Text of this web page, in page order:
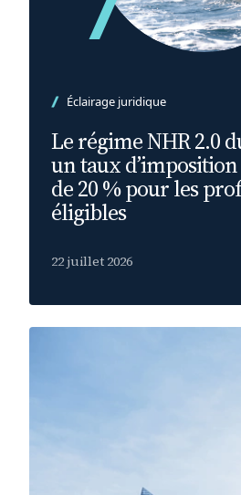
Éclairage juridique
Le régime NHR 2.0
un taux
de 20 % pour les
éligibles
22 juillet 2026